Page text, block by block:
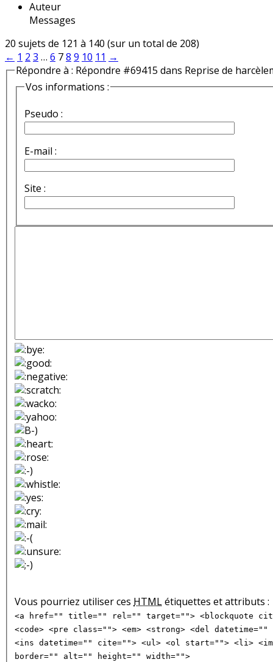
Auteur
Messages
20 sujets de 121 à 140 (sur un total de 208)
← 1 2 3 … 6 78 9 10 11 →
Répondre à : Répondre #69415 dans Reprise de
Vos informations :
Pseudo :
E-mail :
Site :
Vous pourriez utiliser ces HTMLétiquettes et attributs :
<a href="" title="" rel="" target=""> <blockquote
<code> <pre class=""> <em> <strong> <del
<ins datetime="" cite=""> <ul> <ol start=""> <li>
border="" alt="" height="" width="">